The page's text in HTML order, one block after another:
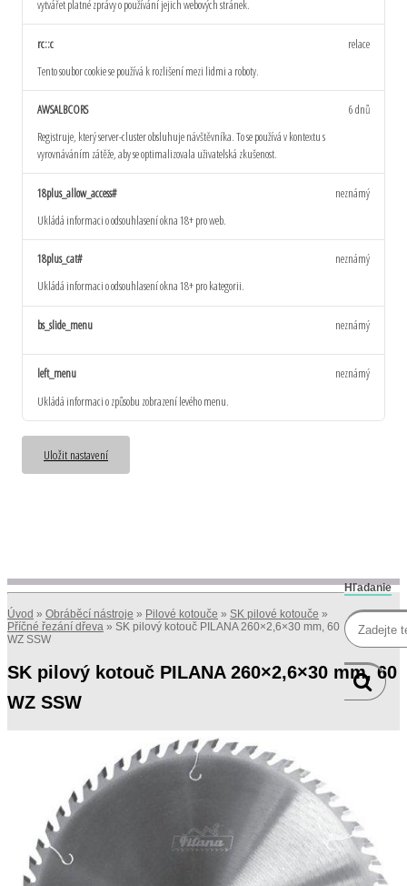
vytvářet platné zprávy o používání jejich webových stránek.
rc::c
Tento soubor cookie se používá k rozlišení mezi lidmi a roboty.
relace
AWSALBCORS
Registruje, který server-cluster obsluhuje návštěvníka. To se používá v kontextu s
vyrovnáváním zátěže, aby se optimalizovala uživatelská zkušenost.
6 dnů
18plus_allow_access#
Ukládá informaci o odsouhlasení okna 18+ pro web.
neznámý
18plus_cat#
Ukládá informaci o odsouhlasení okna 18+ pro kategorii.
neznámý
bs_slide_menu neznámý
left_menu
Ukládá informaci o způsobu zobrazení levého menu.
neznámý
Uložit nastavení
Hľadanie
Úvod » Obráběcí nástroje » Pilové kotouče » SK pilové kotouče »
Příčné řezání dřeva » SK pilový kotouč PILANA 260×2,6×30 mm, 60
WZ SSW
SK pilový kotouč PILANA 260×2,6×30 mm, 60
WZ SSW